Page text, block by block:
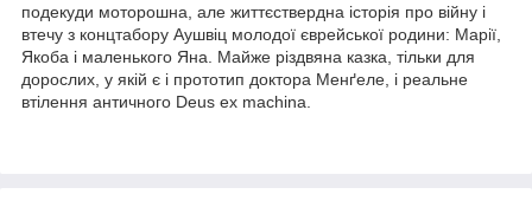
подекуди моторошна, але життєствердна історія про війну і
втечу з концтабору Аушвіц молодої єврейської родини: Марії,
Якоба і маленького Яна. Майже різдвяна казка, тільки для
дорослих, у якій є і прототип доктора Менґеле, і реальне
втілення античного Deus ex machina.